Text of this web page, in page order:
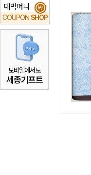
대박머니
COUPON SHOP
₩
모바일에서도
세종기프트